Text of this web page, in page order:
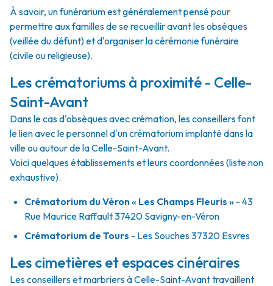
À savoir, un funérarium est généralement pensé pour
permettre aux familles de se recueillir avant les obsèques
(veillée du défunt) et d'organiser la cérémonie funéraire
(civile ou religieuse).
Les crématoriums à proximité - Celle-
Saint-Avant
Dans le cas d'obsèques avec crémation, les conseillers font
le lien avec le personnel d'un crématorium implanté dans la
ville ou autour de la Celle-Saint-Avant.
Voici quelques établissements et leurs coordonnées (liste non
exhaustive).
Crématorium du Véron « Les Champs Fleuris » - 43
Rue Maurice Raffault 37420 Savigny-en-Véron
Crématorium de Tours - Les Souches 37320 Esvres
Les cimetières et espaces cinéraires
Les conseillers et marbriers à Celle-Saint-Avant travaillent